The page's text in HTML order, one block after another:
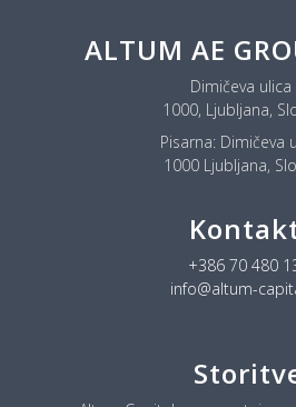
ALTUM AE
Dimičeva ulica
1000, Ljubljana,
Pisarna: Dimičeva
1000 Ljubljana,
+386 70 480
info@altum-